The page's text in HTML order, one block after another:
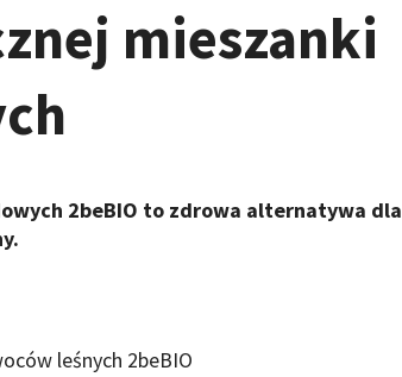
mieszanki
2beBIO to zdrowa alternatywa dla
leśnych 2beBIO